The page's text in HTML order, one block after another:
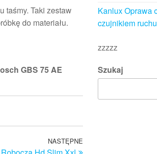
taśmy. Taki zestaw
do materiału.
GBS 75 AE
Następny
NASTĘPNE
Kanlux Oprawa
czujnikiem
zzzzz
Szukaj